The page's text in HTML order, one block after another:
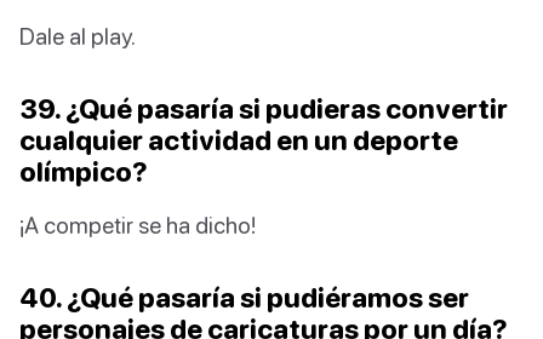
Dale al play.
39. ¿Qué pasaría si pudieras convertir
cualquier actividad en un deporte
olímpico?
¡A competir se ha dicho!
40. ¿Qué pasaría si pudiéramos ser
personajes de caricaturas por un día?